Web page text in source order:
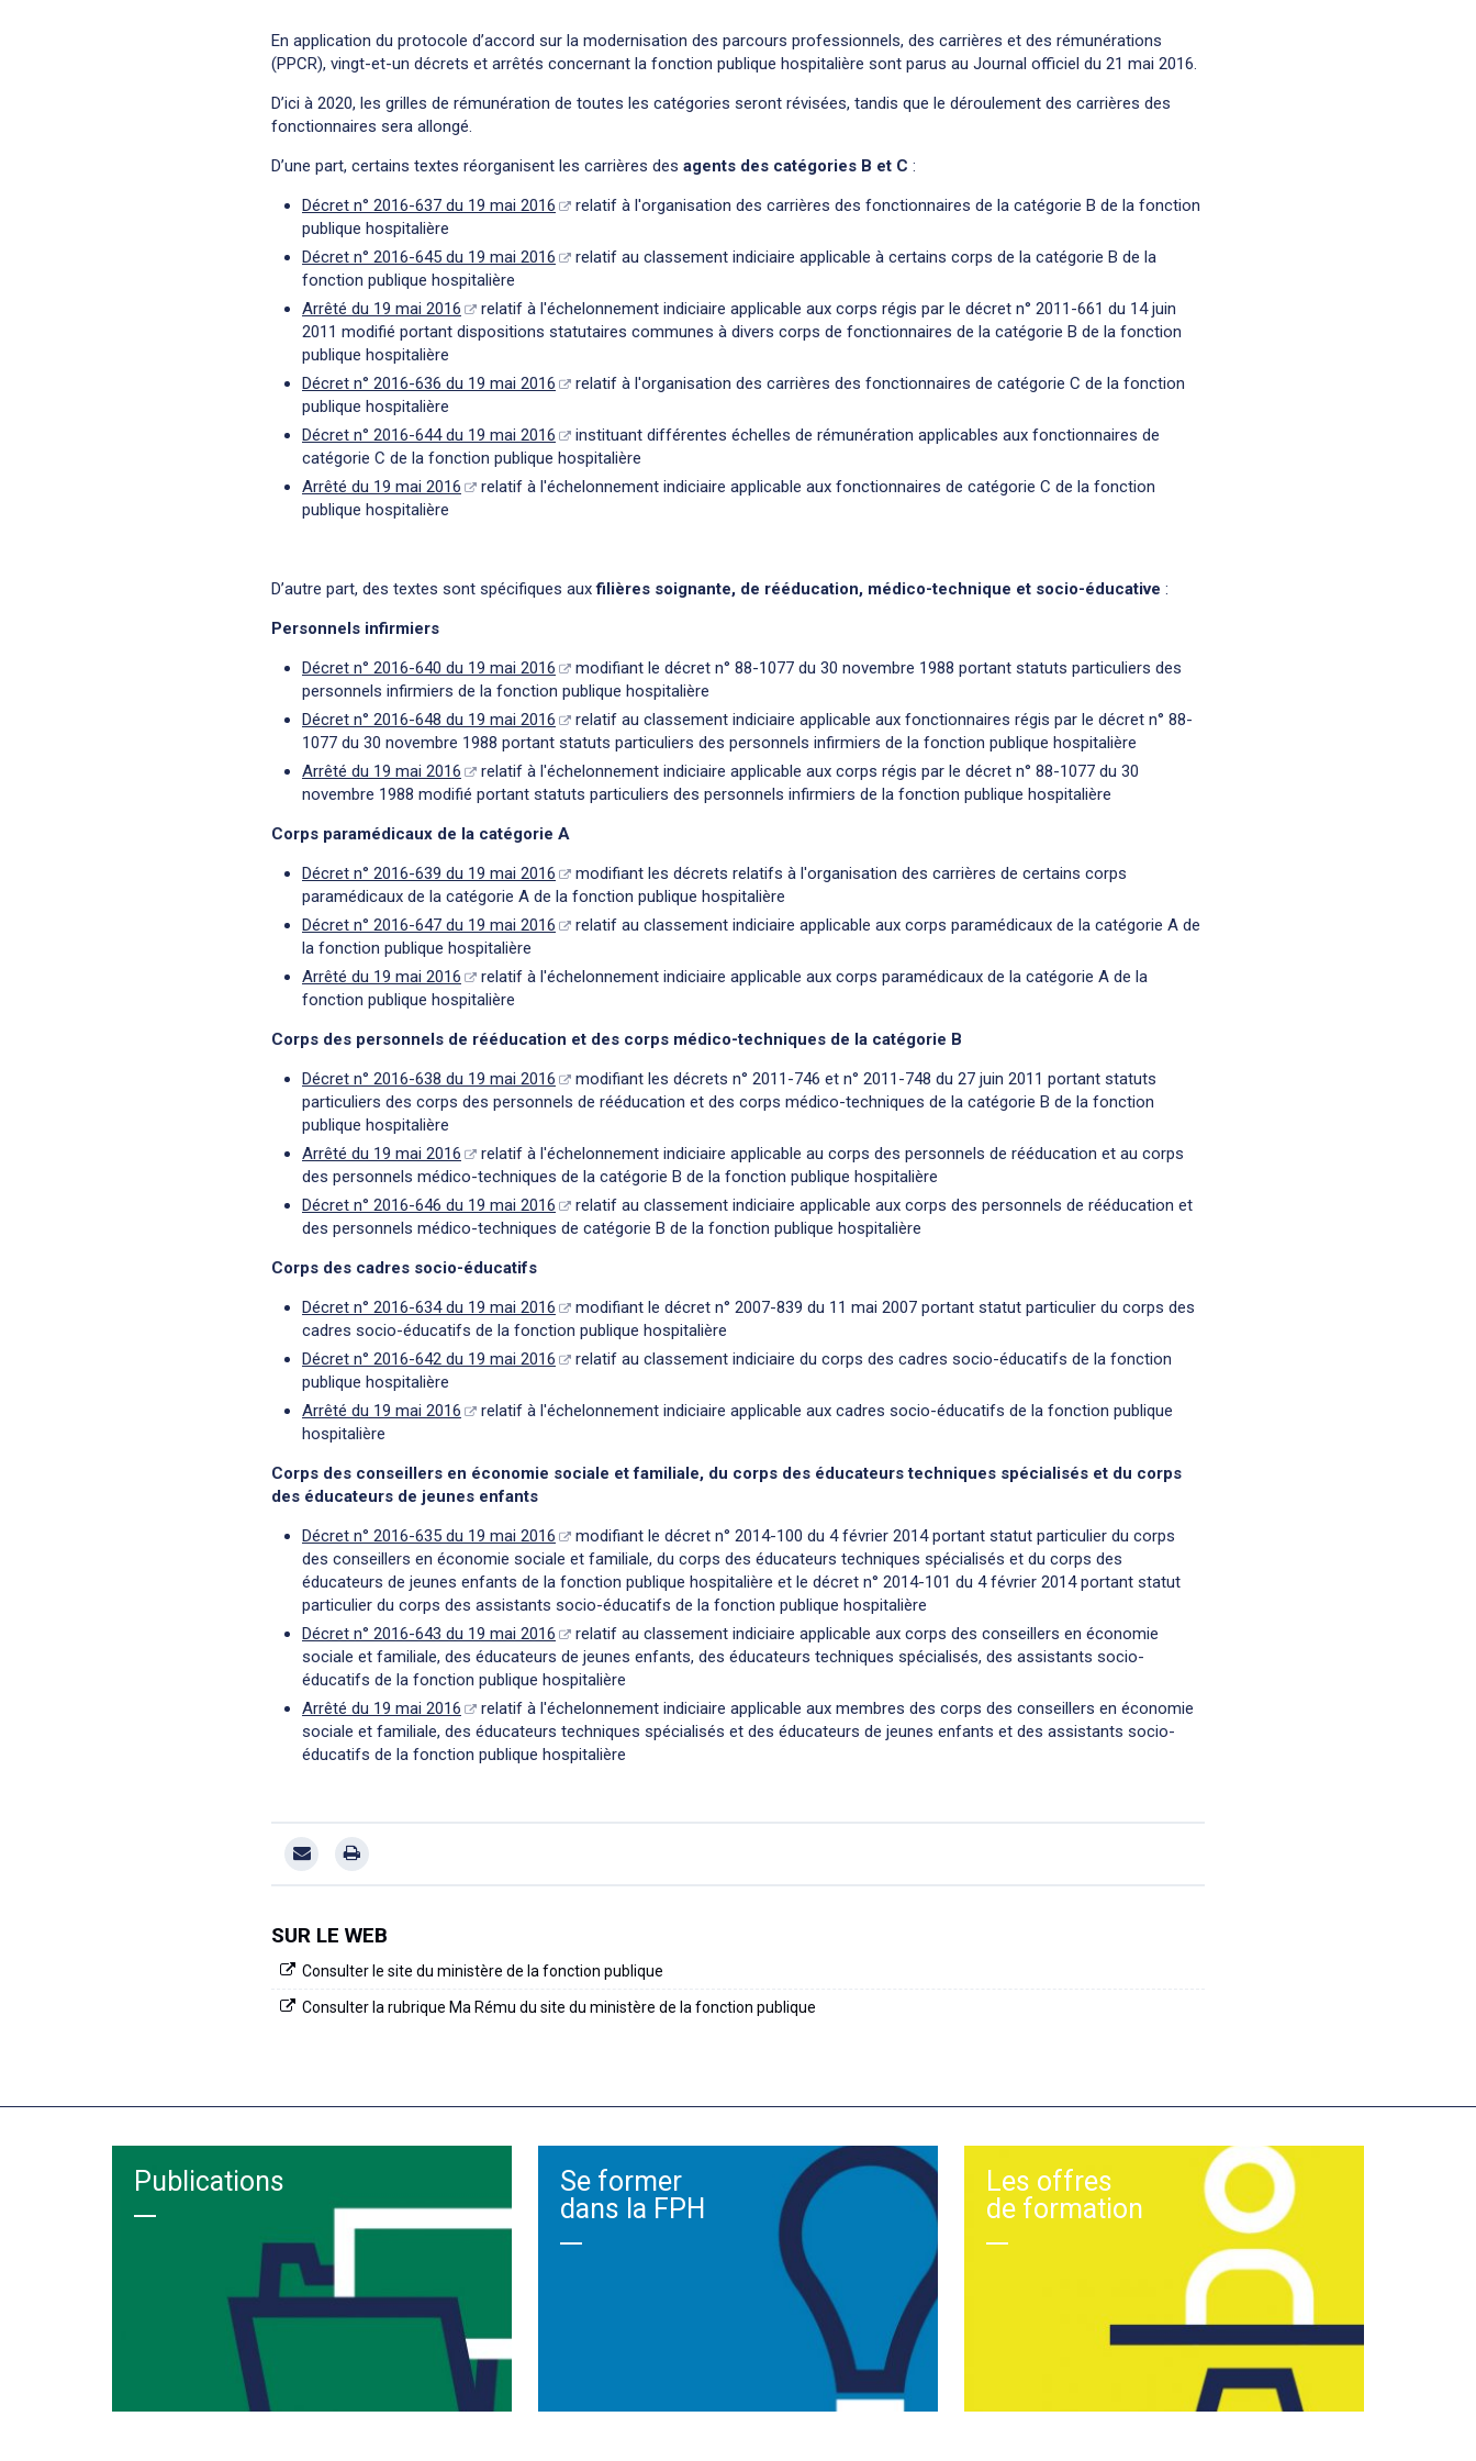
En application du protocole d’accord sur la modernisation des parcours professionnels, des carrières et des rémunérations
(PPCR), vingt-et-un décrets et arrêtés concernant la fonction publique hospitalière sont parus au Journal officiel du 21 mai 2016.
D’ici à 2020, les grilles de rémunération de toutes les catégories seront révisées, tandis que le déroulement des carrières des
fonctionnaires sera allongé.
D’une part, certains textes réorganisent les carrières des agents des catégories B et C :
Décret n° 2016-637 du 19 mai 2016
relatif à l'organisation des carrières des fonctionnaires de la catégorie B de la fonction
publique hospitalière
Décret n° 2016-645 du 19 mai 2016
relatif au classement indiciaire applicable à certains corps de la catégorie B de la
fonction publique hospitalière
Arrêté du 19 mai 2016
relatif à l'échelonnement indiciaire applicable aux corps régis par le décret n° 2011-661 du 14 juin
2011 modifié portant dispositions statutaires communes à divers corps de fonctionnaires de la catégorie B de la fonction
publique hospitalière
Décret n° 2016-636 du 19 mai 2016
relatif à l'organisation des carrières des fonctionnaires de catégorie C de la fonction
publique hospitalière
Décret n° 2016-644 du 19 mai 2016
instituant différentes échelles de rémunération applicables aux fonctionnaires de
catégorie C de la fonction publique hospitalière
Arrêté du 19 mai 2016
relatif à l'échelonnement indiciaire applicable aux fonctionnaires de catégorie C de la fonction
publique hospitalière
D’autre part, des textes sont spécifiques auxfilières soignante, de rééducation, médico-technique et socio-éducative :
Personnels infirmiers
Décret n° 2016-640 du 19 mai 2016
modifiant le décret n° 88-1077 du 30 novembre 1988 portant statuts particuliers des
personnels infirmiers de la fonction publique hospitalière
Décret n° 2016-648 du 19 mai 2016
relatif au classement indiciaire applicable aux fonctionnaires régis par le décret n° 88-
1077 du 30 novembre 1988 portant statuts particuliers des personnels infirmiers de la fonction publique hospitalière
Arrêté du 19 mai 2016
relatif à l'échelonnement indiciaire applicable aux corps régis par le décret n° 88-1077 du 30
novembre 1988 modifié portant statuts particuliers des personnels infirmiers de la fonction publique hospitalière
Corps paramédicaux de la catégorie A
Décret n° 2016-639 du 19 mai 2016
modifiant les décrets relatifs à l'organisation des carrières de certains corps
paramédicaux de la catégorie A de la fonction publique hospitalière
Décret n° 2016-647 du 19 mai 2016
relatif au classement indiciaire applicable aux corps paramédicaux de la catégorie A de
la fonction publique hospitalière
Arrêté du 19 mai 2016
relatif à l'échelonnement indiciaire applicable aux corps paramédicaux de la catégorie A de la
fonction publique hospitalière
Corps des personnels de rééducation et des corps médico-techniques de la catégorie B
Décret n° 2016-638 du 19 mai 2016
modifiant les décrets n° 2011-746 et n° 2011-748 du 27 juin 2011 portant statuts
particuliers des corps des personnels de rééducation et des corps médico-techniques de la catégorie B de la fonction
publique hospitalière
Arrêté du 19 mai 2016
relatif à l'échelonnement indiciaire applicable au corps des personnels de rééducation et au corps
des personnels médico-techniques de la catégorie B de la fonction publique hospitalière
Décret n° 2016-646 du 19 mai 2016
relatif au classement indiciaire applicable aux corps des personnels de rééducation et
des personnels médico-techniques de catégorie B de la fonction publique hospitalière
Corps des cadres socio-éducatifs
Décret n° 2016-634 du 19 mai 2016
modifiant le décret n° 2007-839 du 11 mai 2007 portant statut particulier du corps des
cadres socio-éducatifs de la fonction publique hospitalière
Décret n° 2016-642 du 19 mai 2016
relatif au classement indiciaire du corps des cadres socio-éducatifs de la fonction
publique hospitalière
Arrêté du 19 mai 2016
relatif à l'échelonnement indiciaire applicable aux cadres socio-éducatifs de la fonction publique
hospitalière
Corps des conseillers en économie sociale et familiale, du corps des éducateurs techniques spécialisés et du corps
des éducateurs de jeunes enfants
Décret n° 2016-635 du 19 mai 2016
modifiant le décret n° 2014-100 du 4 février 2014 portant statut particulier du corps
des conseillers en économie sociale et familiale, du corps des éducateurs techniques spécialisés et du corps des
éducateurs de jeunes enfants de la fonction publique hospitalière et le décret n° 2014-101 du 4 février 2014 portant statut
particulier du corps des assistants socio-éducatifs de la fonction publique hospitalière
Décret n° 2016-643 du 19 mai 2016
relatif au classement indiciaire applicable aux corps des conseillers en économie
sociale et familiale, des éducateurs de jeunes enfants, des éducateurs techniques spécialisés, des assistants socio-
éducatifs de la fonction publique hospitalière
Arrêté du 19 mai 2016
relatif à l'échelonnement indiciaire applicable aux membres des corps des conseillers en économie
sociale et familiale, des éducateurs techniques spécialisés et des éducateurs de jeunes enfants et des assistants socio-
éducatifs de la fonction publique hospitalière
SUR LE WEB
Consulter le site du ministère de la fonction publique
Consulter la rubrique Ma Rému du site du ministère de la fonction publique
Publications
Se former
dans la FPH
Les offres
de formation